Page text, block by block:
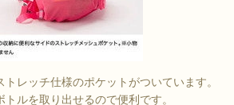
トレッチ仕様のポケットがついています。
ルを取り出せるので便利です。